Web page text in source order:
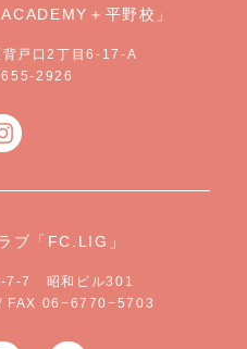
＋平野校」
背戸口2丁目6-17-A
2926
ブ「FC.LIG」
7-7 昭和ビル301
06−6770−5703